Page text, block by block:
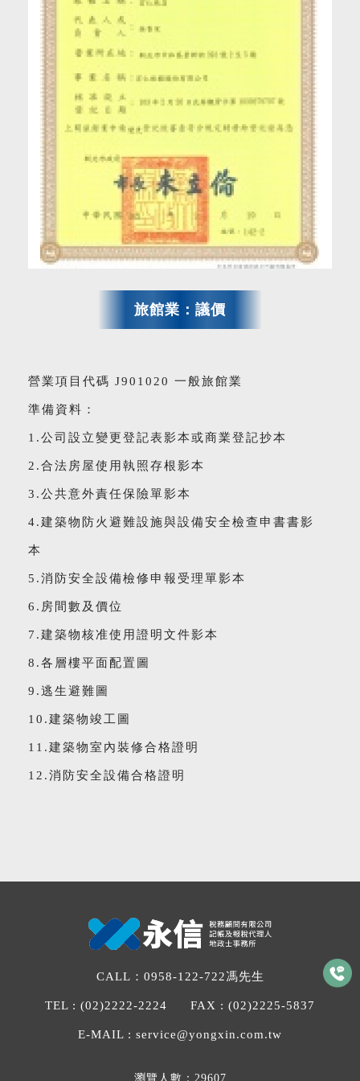
旅館業：議價
營業項目代碼 J901020 一般旅館業
準備資料：
1.公司設立變更登記表影本或商業登記抄本
2.合法房屋使用執照存根影本
3.公共意外責任保險單影本
4.建築物防火避難設施與設備安全檢查申書書影
本
5.消防安全設備檢修申報受理單影本
6.房間數及價位
7.建築物核准使用證明文件影本
8.各層樓平面配置圖
9.逃生避難圖
10.建築物竣工圖
11.建築物室內裝修合格證明
12.消防安全設備合格證明
CALL： 0958-122-722馮先生
TEL : (02)2222-2224 FAX : (02)2225-5837
E-MAIL : service@yongxin.com.tw
瀏覽人數：29607